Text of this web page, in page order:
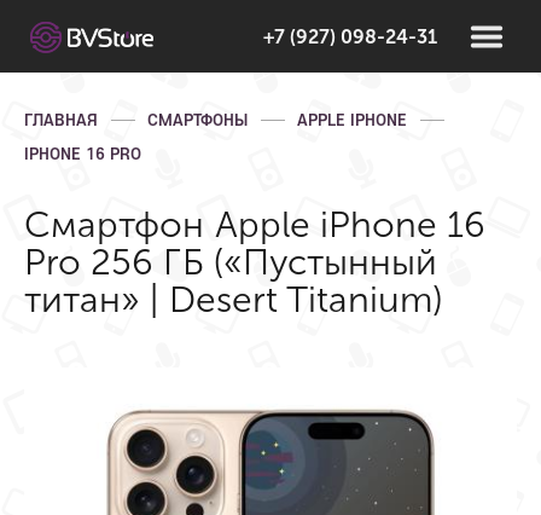
+7 (927) 098-24-31
ГЛАВНАЯ СМАРТФОНЫ
APPLE IPHONE
IPHONE 16 PRO
Смартфон Apple iPhone 16
Pro 256 ГБ («Пустынный
титан» | Desert Titanium)